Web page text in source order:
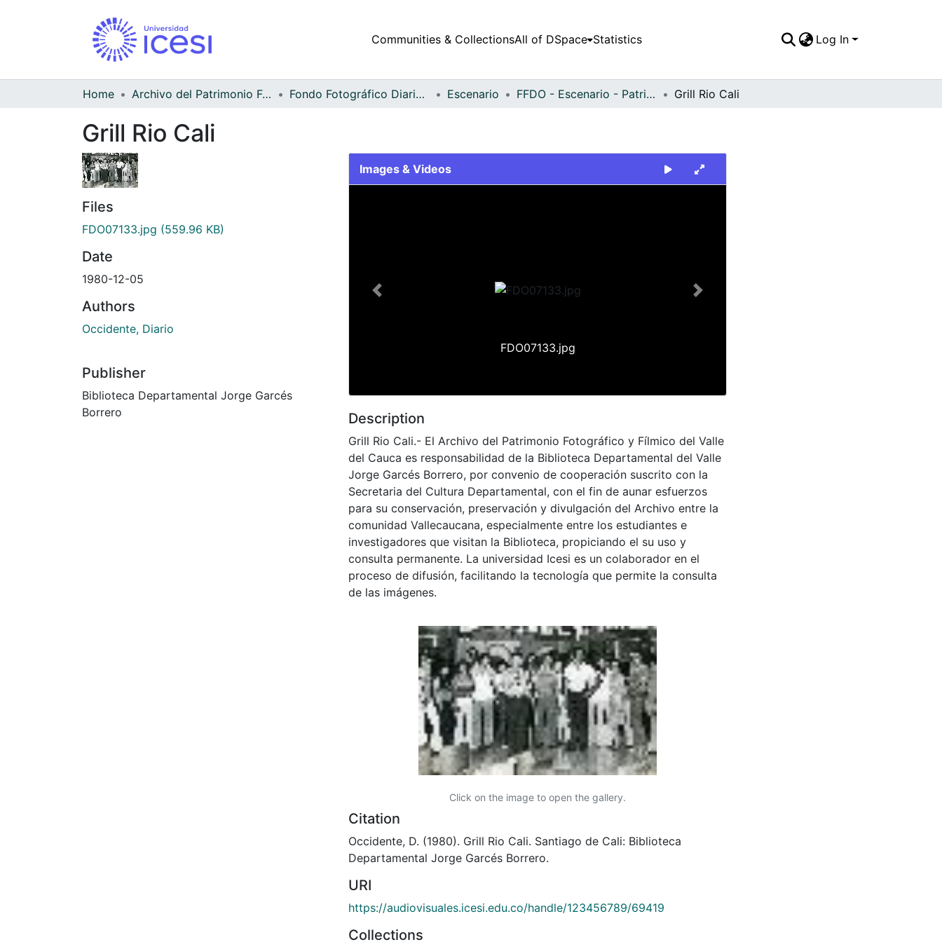
Communities & CollectionsAll of DSpace Statistics Log In
Home Archivo del Patrimonio Fotográfico y Fílmico del Valle del Cauca Fondo Fotográfico Diario Occidente Escenario FFDO - Escenario - Patrimonial Grill Rio Cali
Grill Rio Cali
Files
FDO07133.jpg (559.96 KB)
Date
1980-12-05
Authors
Occidente, Diario
Publisher
Biblioteca Departamental Jorge Garcés
Borrero
Images & Videos
FDO07133.jpg
Previous Next
Description
Grill Rio Cali.- El Archivo del Patrimonio Fotográfico y Fílmico del Valle
del Cauca es responsabilidad de la Biblioteca Departamental del Valle
Jorge Garcés Borrero, por convenio de cooperación suscrito con la
Secretaria del Cultura Departamental, con el fin de aunar esfuerzos
para su conservación, preservación y divulgación del Archivo entre la
comunidad Vallecaucana, especialmente entre los estudiantes e
investigadores que visitan la Biblioteca, propiciando el su uso y
consulta permanente. La universidad Icesi es un colaborador en el
proceso de difusión, facilitando la tecnología que permite la consulta
de las imágenes.
Click on the image to open the gallery.
Citation
Occidente, D. (1980). Grill Rio Cali. Santiago de Cali: Biblioteca
Departamental Jorge Garcés Borrero.
URI
https://audiovisuales.icesi.edu.co/handle/123456789/69419
Collections